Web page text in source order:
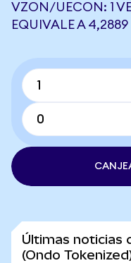
VZON/UECON: 1
EQUIVALE A
Últimas noticias
(Ondo